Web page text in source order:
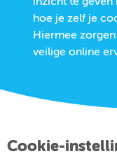
hoe je zelf je
Hiermee
veilige online
Cookie-